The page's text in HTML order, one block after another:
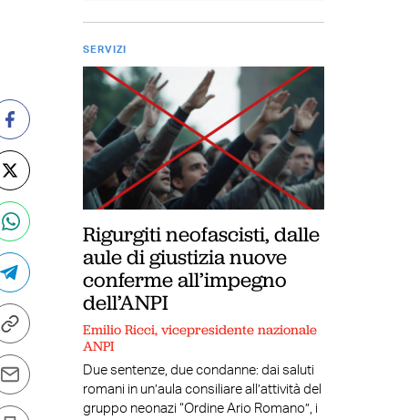
SERVIZI
Rigurgiti neofascisti, dalle
aule di giustizia nuove
conferme all’impegno
dell’ANPI
Emilio Ricci, vicepresidente nazionale
ANPI
Due sentenze, due condanne: dai saluti
romani in un’aula consiliare all’attività del
gruppo neonazi “Ordine Ario Romano”, i